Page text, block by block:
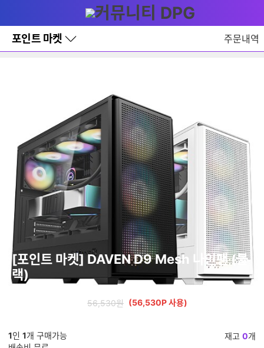
와
홈
포인트 마켓
바
로
창
토
글
주문내역
[포인트 마켓] DAVEN D9 Mesh 나인팬 (블
랙)
56,530원 (56,530P 사용)
1인 1개 구매가능
재고 0개